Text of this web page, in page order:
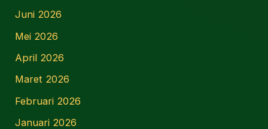
Juni 2026
Mei 2026
April 2026
Maret 2026
Februari 2026
Januari 2026